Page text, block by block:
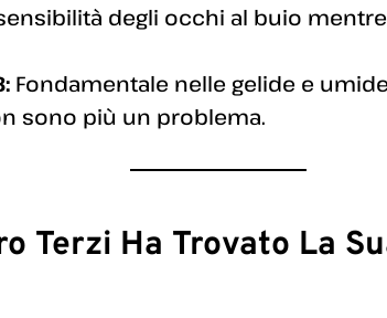
degli occhi al buio
Fondamentale nelle gelide e
sono più un problema.
Terzi Ha Trovato La